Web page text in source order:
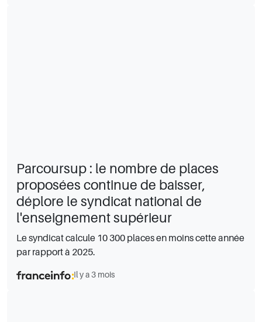
Parcoursup : le nombre de places
proposées continue de baisser,
déplore le syndicat national de
l'enseignement supérieur
Le syndicat calcule 10 300 places en moins cette année
par rapport à 2025.
Il y a 3 mois